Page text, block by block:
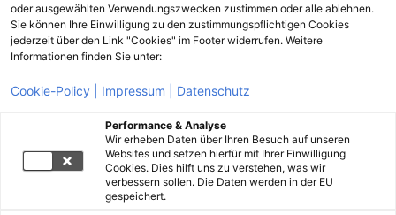
oder ausgewählten Verwendungszwecken zustimmen oder alle ablehnen.
Sie können Ihre Einwilligung zu den zustimmungspflichtigen Cookies
jederzeit über den Link "Cookies" im Footer widerrufen. Weitere
Informationen finden Sie unter:
Cookie-Policy | Impressum | Datenschutz
Performance & Analyse
Wir erheben Daten über Ihren Besuch auf unseren
Websites und setzen hierfür mit Ihrer Einwilligung
Cookies. Dies hilft uns zu verstehen, was wir
verbessern sollen. Die Daten werden in der EU
gespeichert.